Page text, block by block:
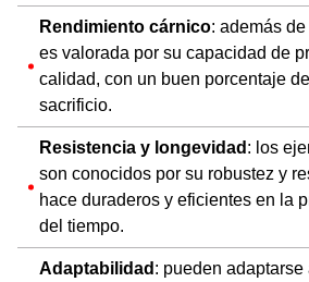
Rendimiento cárnico: además
es valorada por su capacidad de
calidad, con un buen porcentaje
sacrificio.
Resistencia y longevidad: los
son conocidos por su robustez y
hace duraderos y eficientes en la
del tiempo.
Adaptabilidad: pueden